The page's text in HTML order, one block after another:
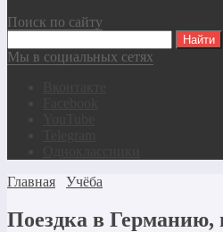
Поиск по сайту
Мы в социальных сетях
Главная
Учёба
Поездка в Германию,